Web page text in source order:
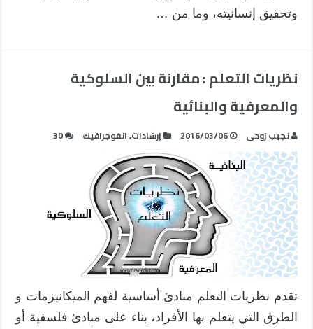
وتحقيق إنسانيته، وما من …
نظريات التعلم : مقارنة بين السلوكية
والمعرفية والبنائية
نجيب زوحى 2016/03/06 إرشادات,انفوجرافيك 30
تقدم نظريات التعلم مبادئ أساسية لفهم الميكانيزمات و
الطرق التي يتعلم بها الأفراد، بناء على مبادئ فلسفية أو